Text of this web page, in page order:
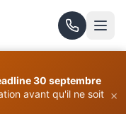
30 septembre
avant qu'il ne soit ×